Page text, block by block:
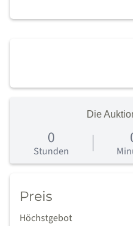
Die
0
Stunden
Preis
Höchstgebot